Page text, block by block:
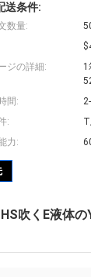
送条件:
数量:
ジの詳細:
1
間:
:
力:
吹くE液体